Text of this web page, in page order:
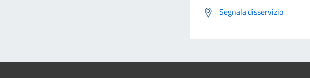
Segnala disservizio